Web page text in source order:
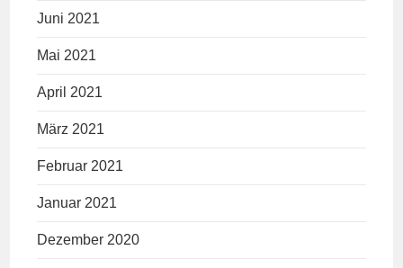
Juni 2021
Mai 2021
April 2021
März 2021
Februar 2021
Januar 2021
Dezember 2020